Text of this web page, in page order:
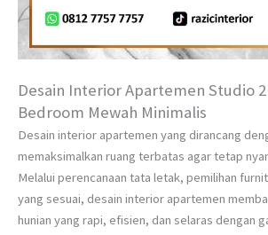
Desain Interior Apartemen Studio
Bedroom Mewah Minimalis
Desain interior apartemen yang dirancang
memaksimalkan ruang terbatas agar tetap
Melalui perencanaan tata letak, pemilihan
yang sesuai, desain interior apartemen
hunian yang rapi, efisien, dan selaras dengan